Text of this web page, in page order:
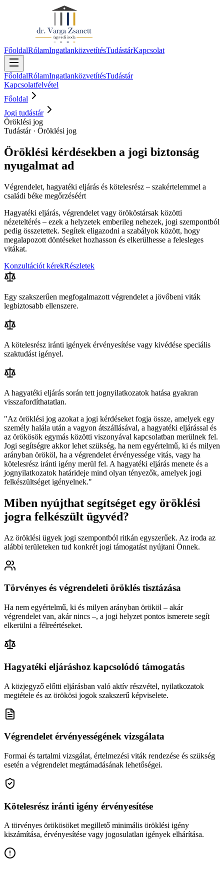
FőoldalRólamIngatlanközvetítésTudástárKapcsolat
FőoldalRólamIngatlanközvetítésTudástár
Kapcsolatfelvétel
Főoldal
Jogi tudástár
Öröklési jog
Tudástár · Öröklési jog
Öröklési kérdésekben a jogi biztonság
nyugalmat ad
Végrendelet, hagyatéki eljárás és kötelesrész – szakértelemmel a
családi béke megőrzéséért
Hagyatéki eljárás, végrendelet vagy örököstársak közötti
nézeteltérés – ezek a helyzetek emberileg nehezek, jogi szempontból
pedig összetettek. Segítek eligazodni a szabályok között, hogy
megalapozott döntéseket hozhasson és elkerülhesse a felesleges
vitákat.
Konzultációt kérekRészletek
Egy szakszerűen megfogalmazott végrendelet a jövőbeni viták
legbiztosabb ellenszere.
A kötelesrész iránti igények érvényesítése vagy kivédése speciális
szaktudást igényel.
A hagyatéki eljárás során tett jognyilatkozatok hatása gyakran
visszafordíthatatlan.
"Az öröklési jog azokat a jogi kérdéseket fogja össze, amelyek egy
személy halála után a vagyon átszállásával, a hagyatéki eljárással és
az örökösök egymás közötti viszonyával kapcsolatban merülnek fel.
Jogi segítségre akkor lehet szükség, ha nem egyértelmű, ki és milyen
arányban örököl, ha a végrendelet érvényessége vitás, vagy ha
kötelesrész iránti igény merül fel. A hagyatéki eljárás menete és a
jognyilatkozatok határideje mind olyan tényezők, amelyek jogi
felkészültséget igényelnek."
Miben nyújthat segítséget egy öröklési
jogra felkészült ügyvéd?
Az öröklési ügyek jogi szempontból ritkán egyszerűek. Az iroda az
alábbi területeken tud konkrét jogi támogatást nyújtani Önnek.
Törvényes és végrendeleti öröklés tisztázása
Ha nem egyértelmű, ki és milyen arányban örököl – akár
végrendelet van, akár nincs –, a jogi helyzet pontos ismerete segít
elkerülni a félreértéseket.
Hagyatéki eljáráshoz kapcsolódó támogatás
A közjegyző előtti eljárásban való aktív részvétel, nyilatkozatok
megtétele és az örökösi jogok szakszerű képviselete.
Végrendelet érvényességének vizsgálata
Formai és tartalmi vizsgálat, értelmezési viták rendezése és szükség
esetén a végrendelet megtámadásának lehetőségei.
Kötelesrész iránti igény érvényesítése
A törvényes örökösöket megillető minimális öröklési igény
kiszámítása, érvényesítése vagy jogosulatlan igények elhárítása.